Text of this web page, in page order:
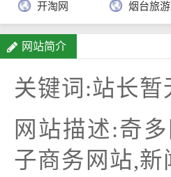
开淘网 烟台旅
网站简介
关键词:站长暂
网站描述:奇
子商务网站,